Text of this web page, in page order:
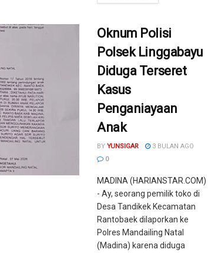
Oknum Polisi
Polsek Linggabayu
Diduga Terseret
Kasus
Penganiayaan
Anak
BY YUNSIGAR
3 BULAN AGO
0
MADINA (HARIANSTAR.COM)
- Ay, seorang pemilik toko di
Desa Tandikek Kecamatan
Rantobaek dilaporkan ke
Polres Mandailing Natal
(Madina) karena diduga